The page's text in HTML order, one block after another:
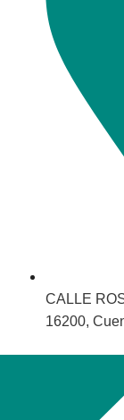
CALLE
16200,